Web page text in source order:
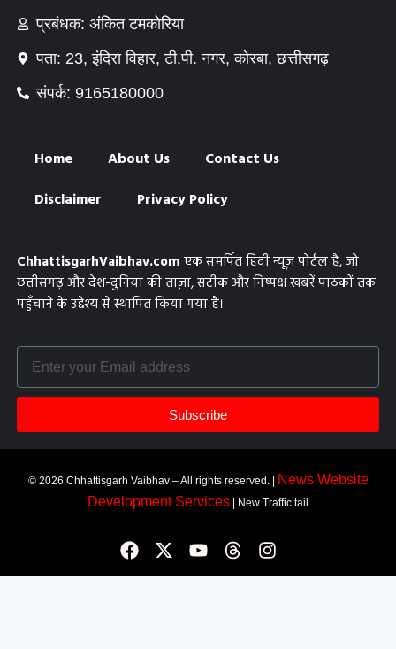
प्रबंधक: अंकित टमकोरिया
पता: 23, इंदिरा विहार, टी.पी. नगर, कोरबा, छत्तीसगढ़
संपर्क: 9165180000
Home About Us
Contact Us
Disclaimer
Privacy Policy
ChhattisgarhVaibhav.com एक समर्पित हिंदी न्यूज़ पोर्टल है, जो
छत्तीसगढ़ और देश-दुनिया की ताज़ा, सटीक और निष्पक्ष खबरें पाठकों तक
पहुँचाने के उद्देश्य से स्थापित किया गया है।
Subscribe
© 2026 Chhattisgarh Vaibhav – All rights reserved. |
News Website
Development Services | New Traffic tail